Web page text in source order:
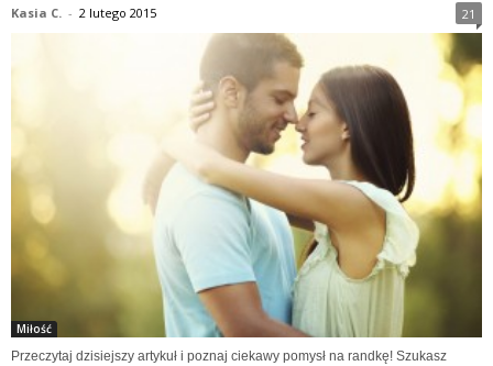
Kasia C. - 2 lutego 2015 21
Miłość
Przeczytaj dzisiejszy artykuł i poznaj ciekawy pomysł na randkę! Szukasz